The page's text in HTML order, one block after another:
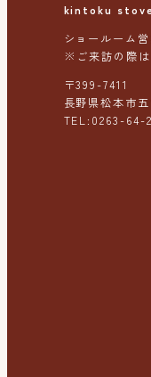
kintoku
ショールーム
※ご来訪の際
〒399-7411
長野県松本市
TEL:0263-64-